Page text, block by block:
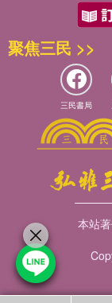
聚焦三民 >>
三民書局
本站